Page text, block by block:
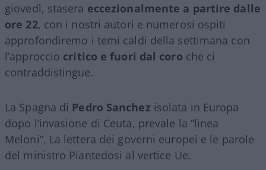
giovedì, stasera eccezionalmente a partire dalle
ore 22, con i nostri autori e numerosi ospiti
approfondiremo i temi caldi della settimana con
l’approccio critico e fuori dal coro che ci
contraddistingue.
La Spagna di Pedro Sanchez isolata in Europa
dopo l’invasione di Ceuta, prevale la “linea
Meloni”. La lettera dei governi europei e le parole
del ministro Piantedosi al vertice Ue.